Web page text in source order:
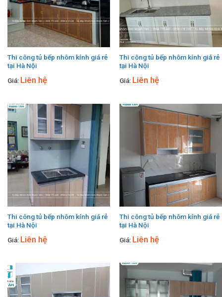
Thi công tủ bếp nhôm kính giá rẻ
tại Hà Nội
Giá: Liên hệ
Thi công tủ bếp nhôm kính giá rẻ
tại Hà Nội
Giá: Liên hệ
Thi công tủ bếp nhôm kính giá rẻ
tại Hà Nội
Giá: Liên hệ
Thi công tủ bếp nhôm kính giá rẻ
tại Hà Nội
Giá: Liên hệ